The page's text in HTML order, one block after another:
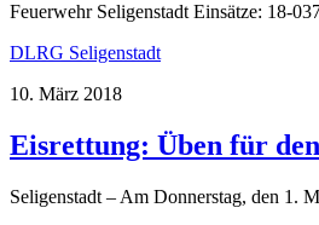
Feuerwehr Seligenstadt Einsätze: 18-
DLRG Seligenstadt
10. März 2018
Eisrettung: Üben für
Seligenstadt – Am Donnerstag, den 1.